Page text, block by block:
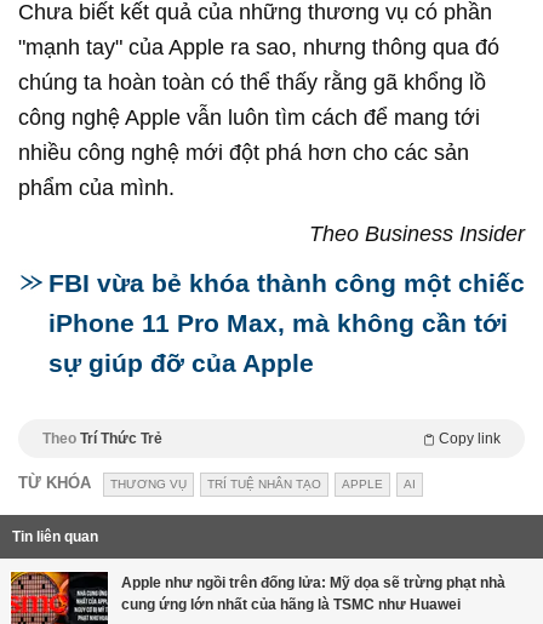
Chưa biết kết quả của những thương vụ có phần
"mạnh tay" của Apple ra sao, nhưng thông qua đó
chúng ta hoàn toàn có thể thấy rằng gã khổng lồ
công nghệ Apple vẫn luôn tìm cách để mang tới
nhiều công nghệ mới đột phá hơn cho các sản
phẩm của mình.
Theo Business Insider
FBI vừa bẻ khóa thành công một chiếc
iPhone 11 Pro Max, mà không cần tới
sự giúp đỡ của Apple
Theo Trí Thức Trẻ Copy link
TỪ KHÓA THƯƠNG VỤ TRÍ TUỆ NHÂN TẠO APPLE AI
Tin liên quan
Apple như ngồi trên đống lửa: Mỹ dọa sẽ trừng phạt nhà
cung ứng lớn nhất của hãng là TSMC như Huawei